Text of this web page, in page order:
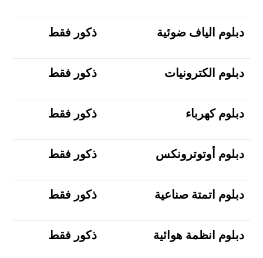
دبلوم الياف ضوئية ذكور فقط
دبلوم الكترونيات ذكور فقط
دبلوم كهرباء ذكور فقط
دبلوم أوتوترونكس ذكور فقط
دبلوم اتمتة صناعية ذكور فقط
دبلوم انظمة هوائية ذكور فقط